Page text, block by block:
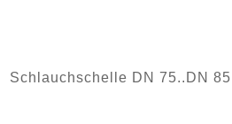
Schlauchschelle DN 75..DN 85